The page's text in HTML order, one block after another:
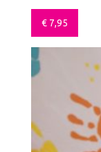
€ 7,95